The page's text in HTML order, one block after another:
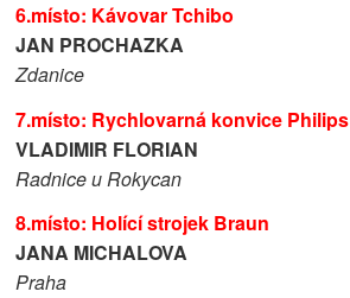
6.místo: Kávovar Tchibo
JAN PROCHAZKA
Zdanice
7.místo: Rychlovarná konvice Philips
VLADIMIR FLORIAN
Radnice u Rokycan
8.místo: Holící strojek Braun
JANA MICHALOVA
Praha